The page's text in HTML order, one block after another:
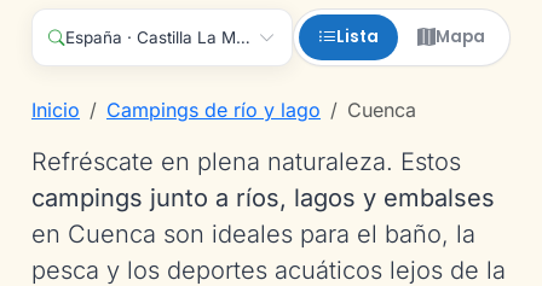
España · Castilla La Mancha · Cuenca · Cualquier servicio
Lista Mapa
Inicio Campings de río y lago Cuenca
Refréscate en plena naturaleza. Estos
campings junto a ríos, lagos y embalses
en Cuenca son ideales para el baño, la
pesca y los deportes acuáticos lejos de la